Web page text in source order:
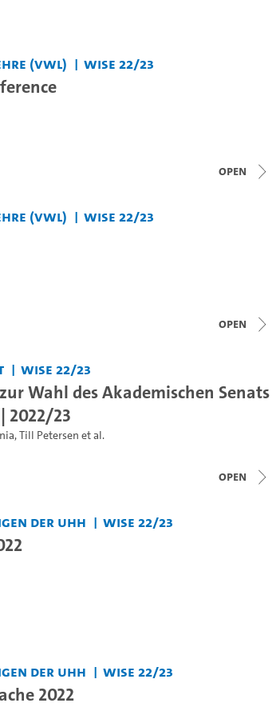
(VWL) WiSe 22/23
open
(VWL) WiSe 22/23
open
WiSe 22/23
Wahl des Akademischen Senats
2022/23
,Till Petersen et al.
open
der UHH WiSe 22/23
der UHH WiSe 22/23
2022